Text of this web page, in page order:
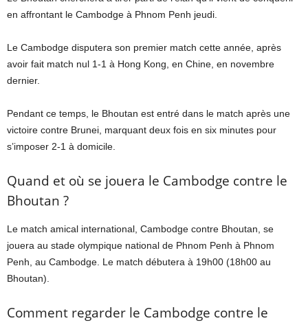
en affrontant le Cambodge à Phnom Penh jeudi.
Le Cambodge disputera son premier match cette année, après
avoir fait match nul 1-1 à Hong Kong, en Chine, en novembre
dernier.
Pendant ce temps, le Bhoutan est entré dans le match après une
victoire contre Brunei, marquant deux fois en six minutes pour
s’imposer 2-1 à domicile.
Quand et où se jouera le Cambodge contre le
Bhoutan ?
Le match amical international, Cambodge contre Bhoutan, se
jouera au stade olympique national de Phnom Penh à Phnom
Penh, au Cambodge. Le match débutera à 19h00 (18h00 au
Bhoutan).
Comment regarder le Cambodge contre le